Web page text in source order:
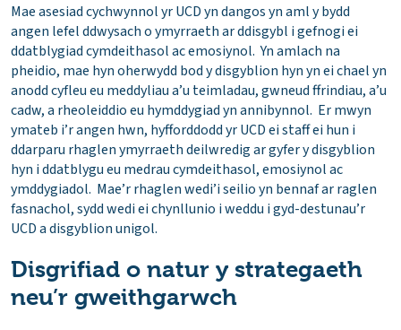
Mae asesiad cychwynnol yr UCD yn dangos yn aml y bydd
angen lefel ddwysach o ymyrraeth ar ddisgybl i gefnogi ei
ddatblygiad cymdeithasol ac emosiynol. Yn amlach na
pheidio, mae hyn oherwydd bod y disgyblion hyn yn ei chael yn
anodd cyfleu eu meddyliau a’u teimladau, gwneud ffrindiau, a’u
cadw, a rheoleiddio eu hymddygiad yn annibynnol. Er mwyn
ymateb i’r angen hwn, hyfforddodd yr UCD ei staff ei hun i
ddarparu rhaglen ymyrraeth deilwredig ar gyfer y disgyblion
hyn i ddatblygu eu medrau cymdeithasol, emosiynol ac
ymddygiadol. Mae’r rhaglen wedi’i seilio yn bennaf ar raglen
fasnachol, sydd wedi ei chynllunio i weddu i gyd-destunau’r
UCD a disgyblion unigol.
Disgrifiad o natur y strategaeth
neu’r gweithgarwch